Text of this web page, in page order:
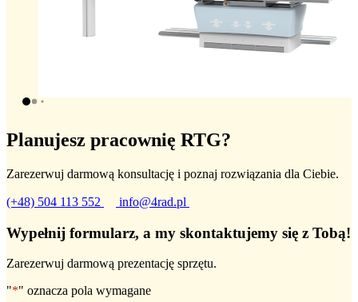
Planujesz pracownię RTG?
Zarezerwuj darmową konsultację i poznaj rozwiązania dla Ciebie.
(+48) 504 113 552 info@4rad.pl
Wypełnij formularz, a my skontaktujemy się z Tobą!
Zarezerwuj darmową prezentację sprzętu.
"*" oznacza pola wymagane